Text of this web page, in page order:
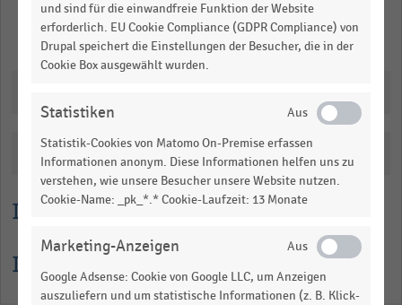
Lesehilfe
Informationen zur Statistik
Milliarden
Euro.
Range:
1.062495.
View
data
table.
Merken Teilen
Katalogisierung
und sind für die einwandfreie Funktion der Website
erforderlich. EU Cookie Compliance (GDPR Compliance) von
Drupal speichert die Einstellungen der Besucher, die in der
Cookie Box ausgewählt wurden.
Statistiken
Statistik-Cookies von Matomo On-Premise erfassen
Informationen anonym. Diese Informationen helfen uns zu
verstehen, wie unsere Besucher unsere Website nutzen.
Cookie-Name: _pk_*.* Cookie-Laufzeit: 13 Monate
Marketing-Anzeigen
Google Adsense: Cookie von Google LLC, um Anzeigen
auszuliefern und um statistische Informationen (z. B. Klick-